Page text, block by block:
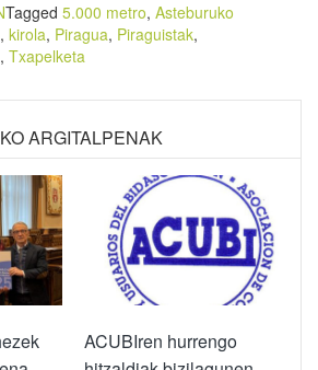
Tagged 5.000 metro, Asteburuko
, kirola, Piragua, Piraguistak,
, Txapelketa
ARGITALPENAK
ACUBIren hurrengo